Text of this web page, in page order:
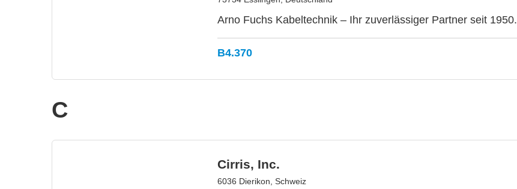
Arno Fuchs Kabeltechnik – Ihr zuverlässiger Partner seit 1950.
B4.370
C
Cirris, Inc.
6036 Dierikon, Schweiz